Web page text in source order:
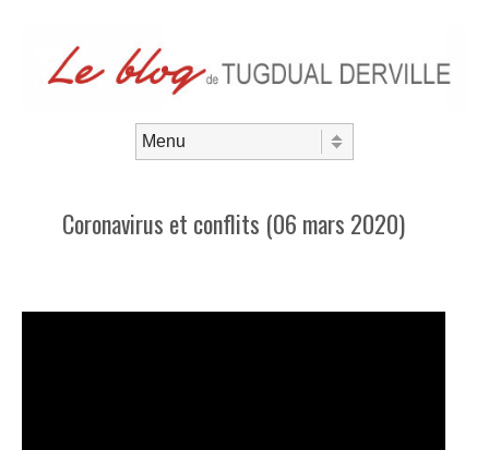
Coronavirus et conflits (06 mars 2020)